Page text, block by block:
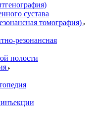
сустава
томография)
резонансная
полости